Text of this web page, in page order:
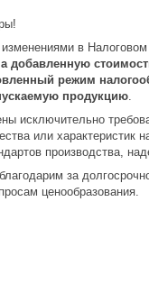
в
добавленную
режим
продукцию.
исключительно
или
производства,
за
ценообразования.